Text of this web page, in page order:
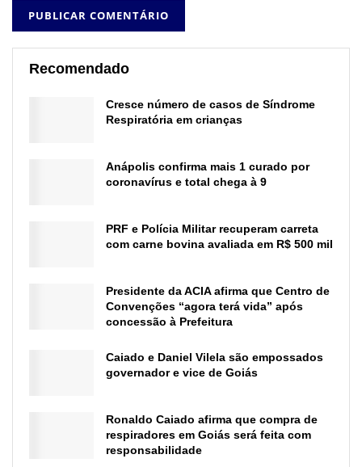
Recomendado
Cresce número de casos de Síndrome
Respiratória em crianças
Anápolis confirma mais 1 curado por
coronavírus e total chega à 9
PRF e Polícia Militar recuperam carreta
com carne bovina avaliada em R$ 500 mil
Presidente da ACIA afirma que Centro de
Convenções “agora terá vida” após
concessão à Prefeitura
Caiado e Daniel Vilela são empossados
governador e vice de Goiás
Ronaldo Caiado afirma que compra de
respiradores em Goiás será feita com
responsabilidade